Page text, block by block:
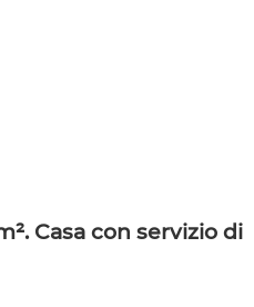
Casa con servizio di